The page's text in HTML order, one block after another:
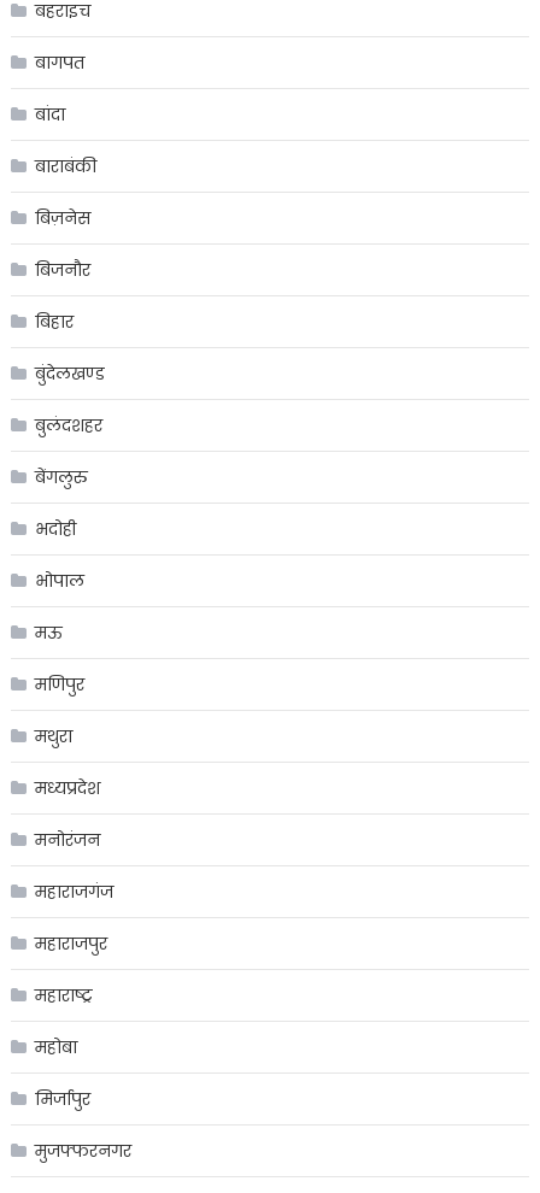
बहराइच
बागपत
बांदा
बाराबंकी
बिज़नेस
बिजनौर
बिहार
बुंदेलखण्ड
बुलंदशहर
बेंगलुरु
भदोही
भोपाल
मऊ
मणिपुर
मथुरा
मध्यप्रदेश
मनोरंजन
महाराजगंज
महाराजपुर
महाराष्ट्र
महोबा
मिर्जापुर
मुजफ्फरनगर